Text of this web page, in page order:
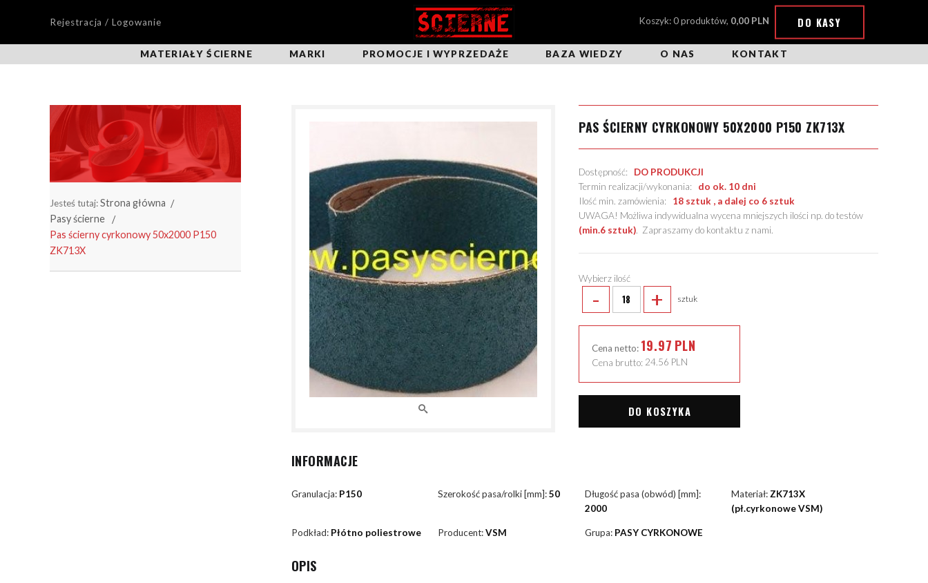
Rejestracja / Logowanie Koszyk: 0 produktów, 0,00 PLN DO KASY
MATERIAŁY ŚCIERNE MARKI PROMOCJE I WYPRZEDAŻE BAZA WIEDZY O NAS KONTAKT
Jesteś tutaj:Strona główna
Pasy ścierne
Pas ścierny cyrkonowy 50x2000 P150
ZK713X
PAS ŚCIERNY CYRKONOWY 50X2000 P150 ZK713X
Dostępność: DO PRODUKCJI
Termin realizacji/wykonania: do ok. 10 dni
Ilość min. zamówienia: 18 sztuk , a dalej co 6 sztuk
UWAGA! Możliwa indywidualna wycena mniejszych ilości np. do testów
(min.6 sztuk). Zapraszamy do kontaktu z nami.
Wybierz ilość
- + sztuk
Cena netto: 19.97 PLN
Cena brutto: 24.56 PLN
DO KOSZYKA
INFORMACJE
Granulacja: P150 Szerokość pasa/rolki [mm]:50
Długość pasa (obwód) [mm]:
2000
Materiał:ZK713X
(pł.cyrkonowe VSM)
Podkład: Płótno poliestrowe Producent:VSM Grupa: PASY CYRKONOWE
OPIS